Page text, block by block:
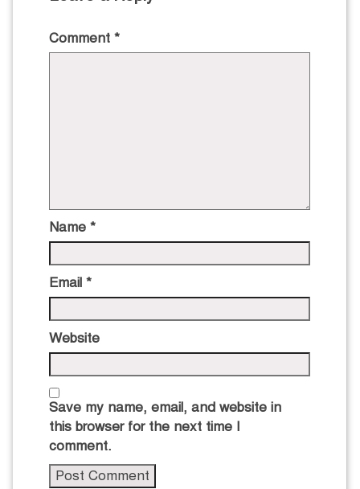
Comment *
Name *
Email *
Website
Save my name, email, and website in
this browser for the next time I
comment.